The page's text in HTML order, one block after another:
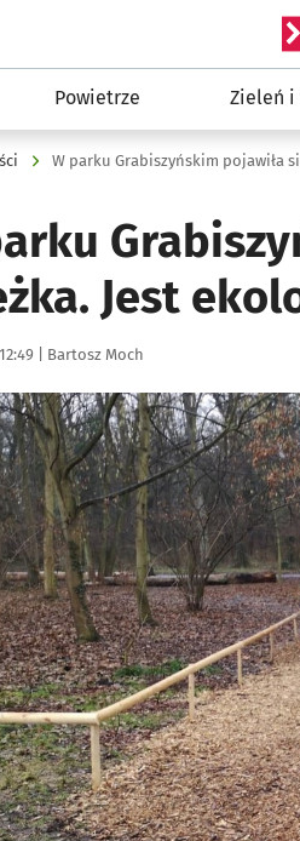
Powietrze Zieleń i
Jest
| Autor:
Bartosz Moch
powiększyć